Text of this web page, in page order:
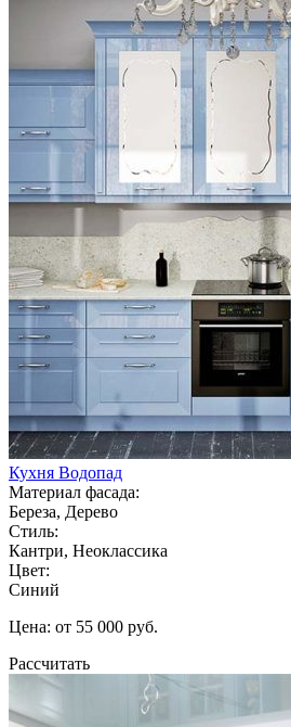
Кухня Водопад
Материал фасада:
Береза, Дерево
Стиль:
Кантри, Неоклассика
Цвет:
Синий
Цена: от 55 000 руб.
Рассчитать